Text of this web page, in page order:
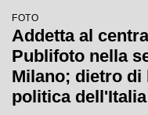
FOTO
Addetta al
Publifoto nella
Milano; dietro
politica